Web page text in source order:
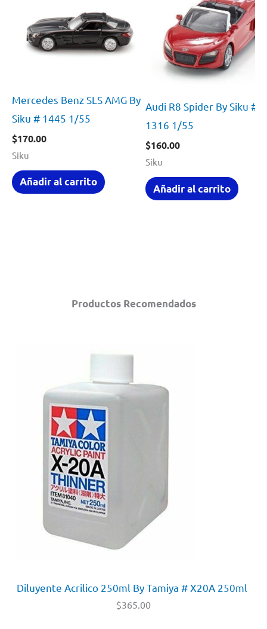
Productos Recomendados
Diluyente Acrilico 250ml By Tamiya # X20A 250ml
$365.00
Mercedes Benz SLS AMG By
Siku # 1445 1/55
$170.00
Siku
Añadir al carrito
Audi R8 Spider By Siku #
1316 1/55
$160.00
Siku
Añadir al carrito